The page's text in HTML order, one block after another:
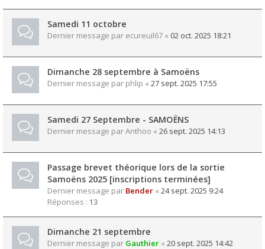
Samedi 11 octobre
Dernier message par ecureuil67 « 02 oct. 2025 18:21
Dimanche 28 septembre à Samoëns
Dernier message par phlip « 27 sept. 2025 17:55
Samedi 27 Septembre - SAMOËNS
Dernier message parAnthoo « 26 sept. 2025 14:13
Passage brevet théorique lors de la sortie
Samoëns 2025 [inscriptions terminées]
Dernier message par Bender « 24 sept. 2025 9:24
Réponses : 13
Dimanche 21 septembre
Dernier message par Gauthier « 20 sept. 2025 14:42